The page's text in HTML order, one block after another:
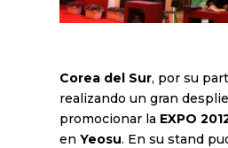
Corea del Sur, por su
realizando un gran
promocionar la EXPO
enYeosu. En su stand